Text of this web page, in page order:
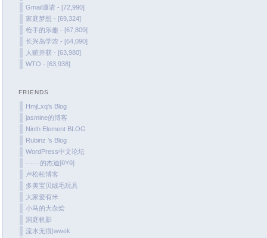
Gmail邀请 - [72,990]
家庭梦想 - [69,324]
枪手的乐趣 - [67,809]
长兴岛学农 - [64,090]
人赃并获 - [63,980]
WTO - [63,938]
FRIENDS
HmjLxq's Blog
jasmine的博客
Ninth Element BLOG
Rubinz ’s Blog
WordPress中文论坛
······的杰迪[θYθ]
卢松松博客
多美宝贝绒毛玩具
大家爱有米
小马的大杂烩
洞庭帆影
流水无痕|wwek